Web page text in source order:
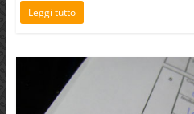
Leggi tutto